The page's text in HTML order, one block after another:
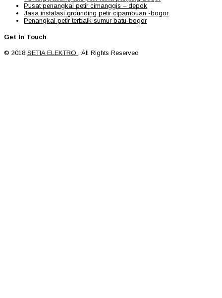
Pusat penangkal petir cimanggis – depok
Jasa instalasi grounding petir cipambuan -bogor
Penangkal petir terbaik sumur batu-bogor
Get In Touch
© 2018 SETIA ELEKTRO . All Rights Reserved